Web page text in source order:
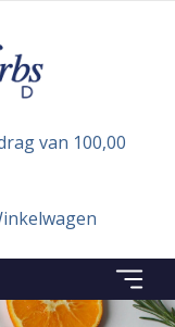
van 100,00